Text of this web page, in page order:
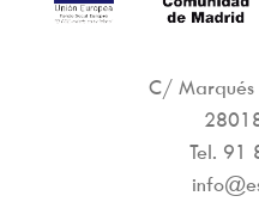
C/ Marqués
Tel. 91